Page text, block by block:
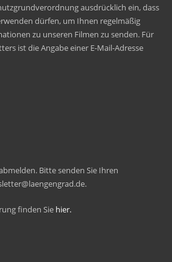
ausdrücklich ein, dass
dürfen, um Ihnen regelmäßig
zu unseren Filmen zu senden. Für
ist die Angabe einer E-Mail-Adresse
Bitte senden Sie Ihren
finden Sie hier.